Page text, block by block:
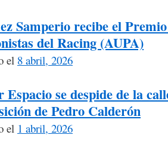
Samperio recibe el
del Racing (AUPA)
el 8 abril, 2026
Espacio se despide de la
de Pedro Calderón
el 1 abril, 2026